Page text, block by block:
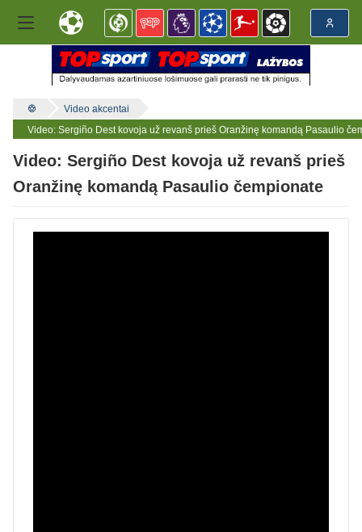
Video akcentai
Video: Sergiño Dest kovoja už revanš prieš Oranžinę komandą Pasaulio
Video: Sergiño Dest kovoja už revanš prieš
Oranžinę komandą Pasaulio čempionate